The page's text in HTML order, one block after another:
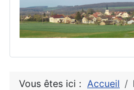
Vous êtes ici : Accueil